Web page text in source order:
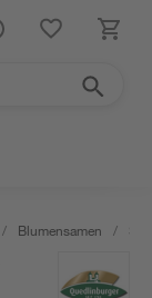
/ Blumensamen /